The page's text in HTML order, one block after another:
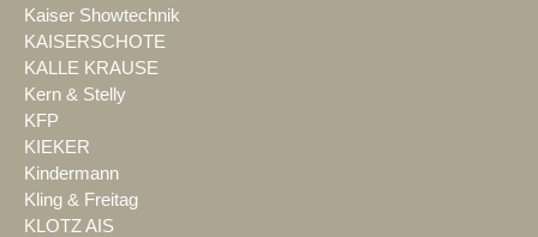
Kaiser Showtechnik
KAISERSCHOTE
KALLE KRAUSE
Kern & Stelly
KFP
KIEKER
Kindermann
Kling & Freitag
KLOTZ AIS